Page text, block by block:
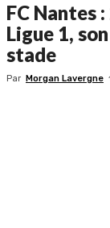
FC Nantes
Ligue 1,
stade
Par Morgan Lavergne